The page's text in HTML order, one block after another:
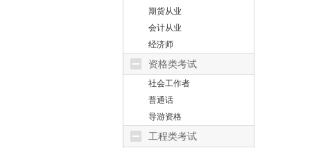
期货从业
会计从业
经济师
资格类考试
社会工作者
普通话
导游资格
工程类考试